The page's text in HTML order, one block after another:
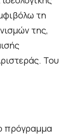
τη
της,
Του
πρόγραμμα